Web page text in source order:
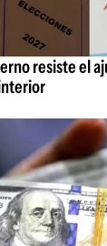
resiste el